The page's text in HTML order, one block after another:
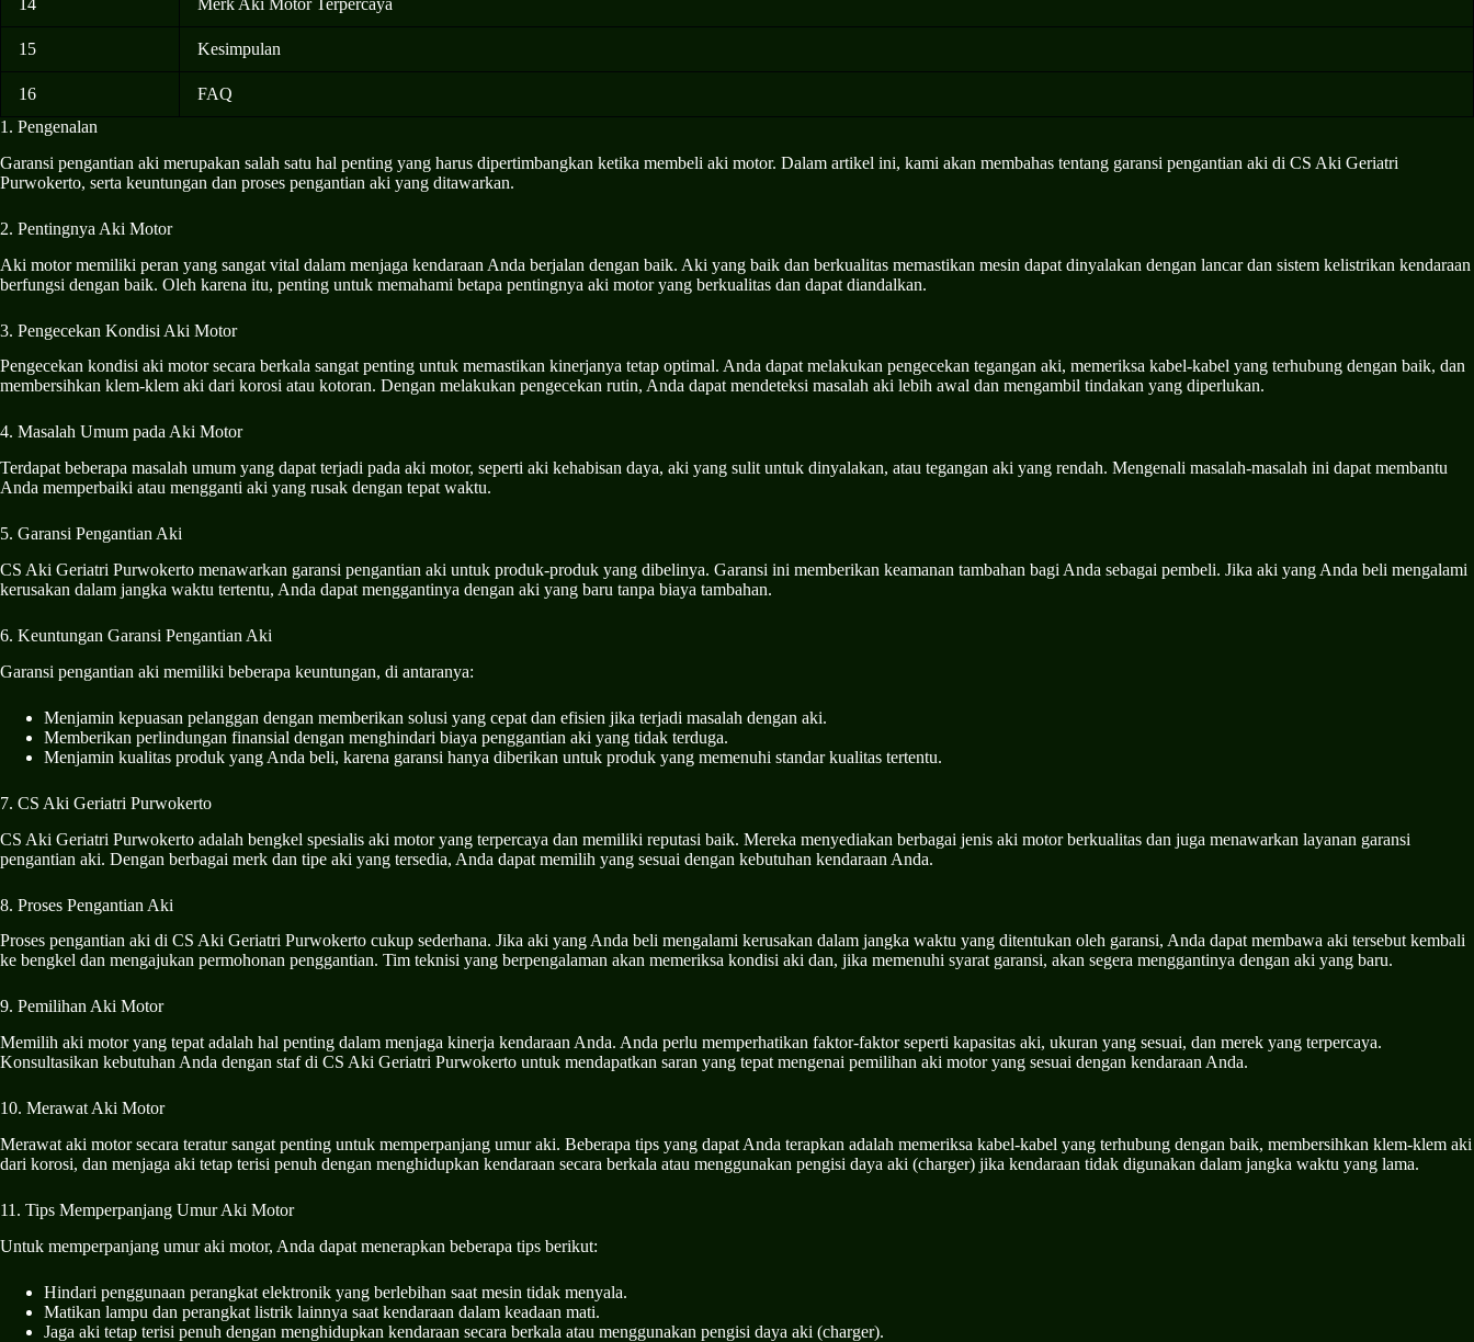
14 Merk Aki Motor Terpercaya
15 Kesimpulan
16
FAQ
1. Pengenalan
Garansi pengantian aki merupakan salah satu hal penting yang harus dipertimbangkan ketika membeli aki motor. Dalam artikel ini, kami akan membahas tentang garansi pengantian aki di CS Aki Geriatri
Purwokerto, serta keuntungan dan proses pengantian aki yang ditawarkan.
2. Pentingnya Aki Motor
Aki motor memiliki peran yang sangat vital dalam menjaga kendaraan Anda berjalan dengan baik. Aki yang baik dan berkualitas memastikan mesin dapat dinyalakan dengan lancar dan sistem kelistrikan kendaraan
berfungsi dengan baik. Oleh karena itu, penting untuk memahami betapa pentingnya aki motor yang berkualitas dan dapat diandalkan.
3. Pengecekan Kondisi Aki Motor
Pengecekan kondisi aki motor secara berkala sangat penting untuk memastikan kinerjanya tetap optimal. Anda dapat melakukan pengecekan tegangan aki, memeriksa kabel-kabel yang terhubung dengan baik, dan
membersihkan klem-klem aki dari korosi atau kotoran. Dengan melakukan pengecekan rutin, Anda dapat mendeteksi masalah aki lebih awal dan mengambil tindakan yang diperlukan.
4. Masalah Umum pada Aki Motor
Terdapat beberapa masalah umum yang dapat terjadi pada aki motor, seperti aki kehabisan daya, aki yang sulit untuk dinyalakan, atau tegangan aki yang rendah. Mengenali masalah-masalah ini dapat membantu
Anda memperbaiki atau mengganti aki yang rusak dengan tepat waktu.
5. Garansi Pengantian Aki
CS Aki Geriatri Purwokerto menawarkan garansi pengantian aki untuk produk-produk yang dibelinya. Garansi ini memberikan keamanan tambahan bagi Anda sebagai pembeli. Jika aki yang Anda beli mengalami
kerusakan dalam jangka waktu tertentu, Anda dapat menggantinya dengan aki yang baru tanpa biaya tambahan.
6. Keuntungan Garansi Pengantian Aki
Garansi pengantian aki memiliki beberapa keuntungan, di antaranya:
Menjamin kepuasan pelanggan dengan memberikan solusi yang cepat dan efisien jika terjadi masalah dengan aki.
Memberikan perlindungan finansial dengan menghindari biaya penggantian aki yang tidak terduga.
Menjamin kualitas produk yang Anda beli, karena garansi hanya diberikan untuk produk yang memenuhi standar kualitas tertentu.
7. CS Aki Geriatri Purwokerto
CS Aki Geriatri Purwokerto adalah bengkel spesialis aki motor yang terpercaya dan memiliki reputasi baik. Mereka menyediakan berbagai jenis aki motor berkualitas dan juga menawarkan layanan garansi
pengantian aki. Dengan berbagai merk dan tipe aki yang tersedia, Anda dapat memilih yang sesuai dengan kebutuhan kendaraan Anda.
8. Proses Pengantian Aki
Proses pengantian aki di CS Aki Geriatri Purwokerto cukup sederhana. Jika aki yang Anda beli mengalami kerusakan dalam jangka waktu yang ditentukan oleh garansi, Anda dapat membawa aki tersebut kembali
ke bengkel dan mengajukan permohonan penggantian. Tim teknisi yang berpengalaman akan memeriksa kondisi aki dan, jika memenuhi syarat garansi, akan segera menggantinya dengan aki yang baru.
9. Pemilihan Aki Motor
Memilih aki motor yang tepat adalah hal penting dalam menjaga kinerja kendaraan Anda. Anda perlu memperhatikan faktor-faktor seperti kapasitas aki, ukuran yang sesuai, dan merek yang terpercaya.
Konsultasikan kebutuhan Anda dengan staf di CS Aki Geriatri Purwokerto untuk mendapatkan saran yang tepat mengenai pemilihan aki motor yang sesuai dengan kendaraan Anda.
10. Merawat Aki Motor
Merawat aki motor secara teratur sangat penting untuk memperpanjang umur aki. Beberapa tips yang dapat Anda terapkan adalah memeriksa kabel-kabel yang terhubung dengan baik, membersihkan klem-klem aki
dari korosi, dan menjaga aki tetap terisi penuh dengan menghidupkan kendaraan secara berkala atau menggunakan pengisi daya aki (charger) jika kendaraan tidak digunakan dalam jangka waktu yang lama.
11. Tips Memperpanjang Umur Aki Motor
Untuk memperpanjang umur aki motor, Anda dapat menerapkan beberapa tips berikut:
Hindari penggunaan perangkat elektronik yang berlebihan saat mesin tidak menyala.
Matikan lampu dan perangkat listrik lainnya saat kendaraan dalam keadaan mati.
Jaga aki tetap terisi penuh dengan menghidupkan kendaraan secara berkala atau menggunakan pengisi daya aki (charger).